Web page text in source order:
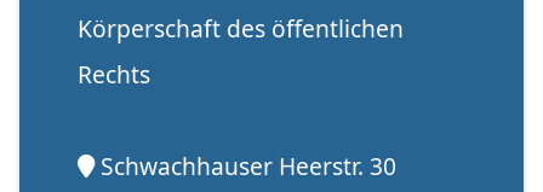
Körperschaft des öffentlichen
Rechts
Schwachhauser Heerstr. 30